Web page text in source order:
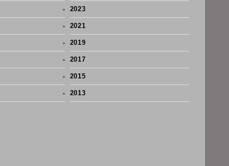
2023
2021
2019
2017
2015
2013